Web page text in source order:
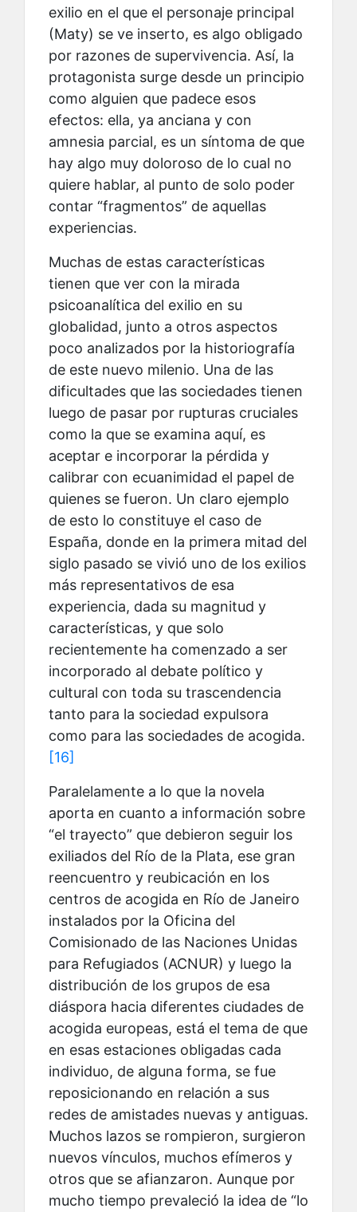
exilio en el que el personaje principal
(Maty) se ve inserto, es algo obligado
por razones de supervivencia. Así, la
protagonista surge desde un principio
como alguien que padece esos
efectos: ella, ya anciana y con
amnesia parcial, es un síntoma de que
hay algo muy doloroso de lo cual no
quiere hablar, al punto de solo poder
contar “fragmentos” de aquellas
experiencias.
Muchas de estas características
tienen que ver con la mirada
psicoanalítica del exilio en su
globalidad, junto a otros aspectos
poco analizados por la historiografía
de este nuevo milenio. Una de las
dificultades que las sociedades tienen
luego de pasar por rupturas cruciales
como la que se examina aquí, es
aceptar e incorporar la pérdida y
calibrar con ecuanimidad el papel de
quienes se fueron. Un claro ejemplo
de esto lo constituye el caso de
España, donde en la primera mitad del
siglo pasado se vivió uno de los exilios
más representativos de esa
experiencia, dada su magnitud y
características, y que solo
recientemente ha comenzado a ser
incorporado al debate político y
cultural con toda su trascendencia
tanto para la sociedad expulsora
como para las sociedades de acogida.
[16]
Paralelamente a lo que la novela
aporta en cuanto a información sobre
“el trayecto” que debieron seguir los
exiliados del Río de la Plata, ese gran
reencuentro y reubicación en los
centros de acogida en Río de Janeiro
instalados por la Oficina del
Comisionado de las Naciones Unidas
para Refugiados (ACNUR) y luego la
distribución de los grupos de esa
diáspora hacia diferentes ciudades de
acogida europeas, está el tema de que
en esas estaciones obligadas cada
individuo, de alguna forma, se fue
reposicionando en relación a sus
redes de amistades nuevas y antiguas.
Muchos lazos se rompieron, surgieron
nuevos vínculos, muchos efímeros y
otros que se afianzaron. Aunque por
mucho tiempo prevaleció la idea de “lo